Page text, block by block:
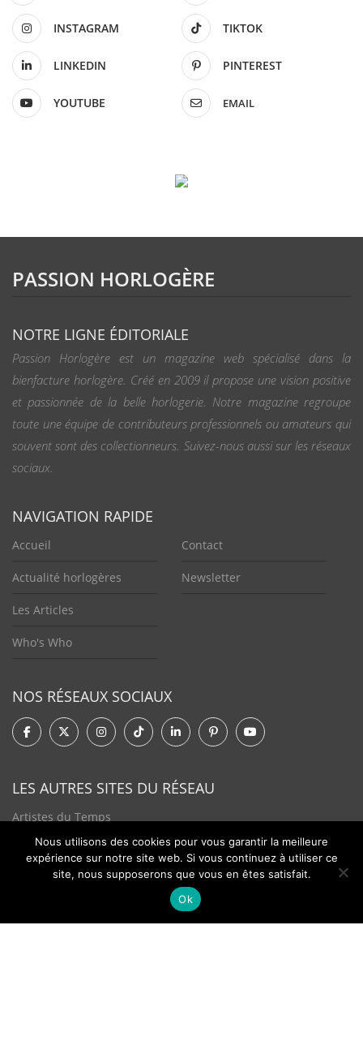
INSTAGRAM TIKTOK
LINKEDIN PINTEREST
YOUTUBE EMAIL
PASSION HORLOGÈRE
NOTRE LIGNE ÉDITORIALE
Passion Horlogère est un magazine web spécialisé dans la
bienfacture horlogère. Créé en 2009 il propose une vision positive
et passionnée de la belle horlogerie. Notre magazine regroupe
toute une équipe de contributeurs professionnels ou amateurs qui
souvent sont des collectionneurs. Suivez-nous aussi sur les réseaux
sociaux.
NAVIGATION RAPIDE
Accueil
Actualité horlogères
Les Articles
Who's Who
Contact
Newsletter
NOS RÉSEAUX SOCIAUX
LES AUTRES SITES DU RÉSEAU
Artistes du Temps
Tendances Plurielles
Nous utilisons des cookies pour vous garantir la meilleure
expérience sur notre site web. Si vous continuez à utiliser ce
site, nous supposerons que vous en êtes satisfait.
Ok